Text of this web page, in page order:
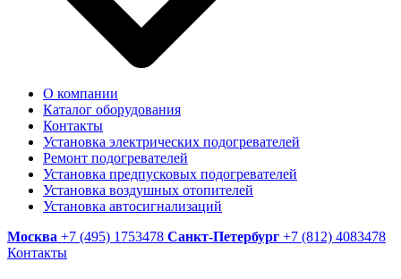
О компании
Каталог оборудования
Контакты
Установка электрических подогревателей
Ремонт подогревателей
Установка предпусковых подогревателей
Установка воздушных отопителей
Установка автосигнализаций
Москва +7 (495) 1753478 Санкт-Петербург +7 (812) 4083478
Контакты